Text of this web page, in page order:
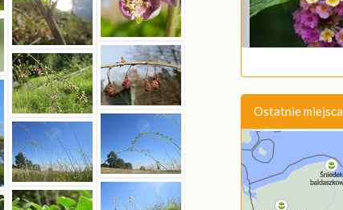
Ostatnie miejsca